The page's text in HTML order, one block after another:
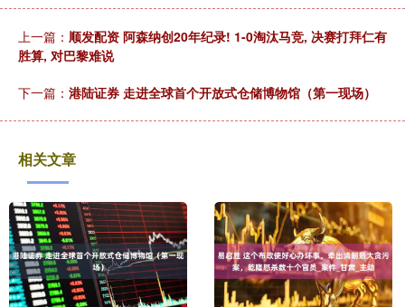
上一篇： 顺发配资 阿森纳创20年纪录! 1-0淘汰马竞, 决赛打拜仁有
胜算, 对巴黎难说
下一篇： 港陆证券 走进全球首个开放式仓储博物馆（第一现场）
相关文章